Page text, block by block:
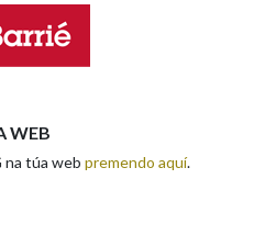
WEB
na túa web premendo aquí.